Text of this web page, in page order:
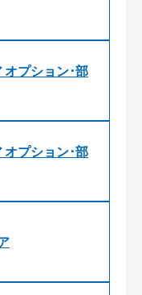
プション･部
プション･部